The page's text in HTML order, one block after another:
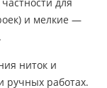
и мелкие —
ниток и
ручных работах.